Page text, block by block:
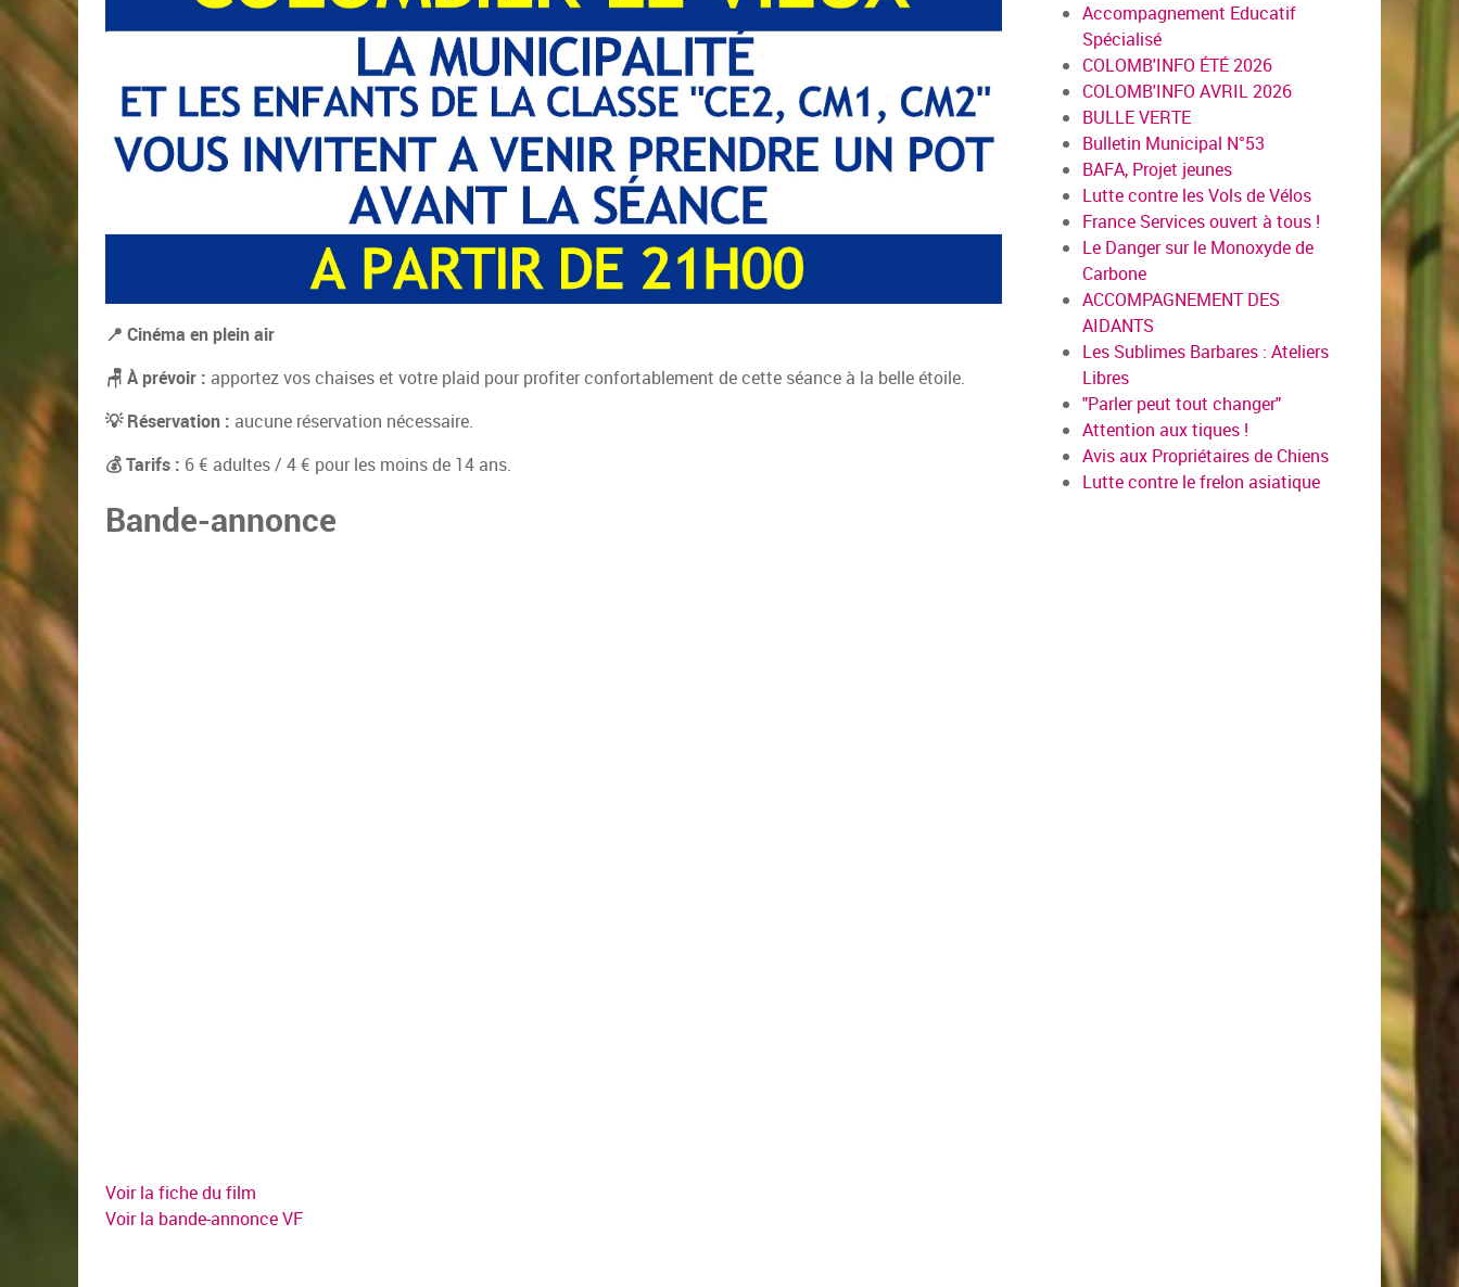
📍 Cinéma en plein air
🪑 À prévoir : apportez vos chaises et votre plaid pour profiter confortablement de cette séance à la belle étoile.
💡 Réservation : aucune réservation nécessaire.
💰 Tarifs : 6 € adultes / 4 € pour les moins de 14 ans.
Bande-annonce
Voir la fiche du film
Voir la bande-annonce VF
Accompagnement Educatif
Spécialisé
COLOMB'INFO ÉTÉ 2026
COLOMB'INFO AVRIL 2026
BULLE VERTE
Bulletin Municipal N°53
BAFA, Projet jeunes
Lutte contre les Vols de Vélos
France Services ouvert à tous !
Le Danger sur le Monoxyde de
Carbone
ACCOMPAGNEMENT DES
AIDANTS
Les Sublimes Barbares : Ateliers
Libres
"Parler peut tout changer"
Attention aux tiques !
Avis aux Propriétaires de Chiens
Lutte contre le frelon asiatique